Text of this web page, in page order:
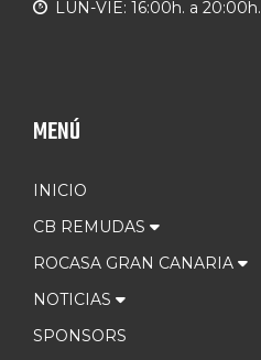
LUN-VIE: 16:00h. a 20:00h.
MENÚ
INICIO
CB REMUDAS
ROCASA GRAN CANARIA
NOTICIAS
SPONSORS